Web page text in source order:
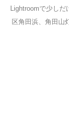
Lightroomで少し
区角田浜、角田山